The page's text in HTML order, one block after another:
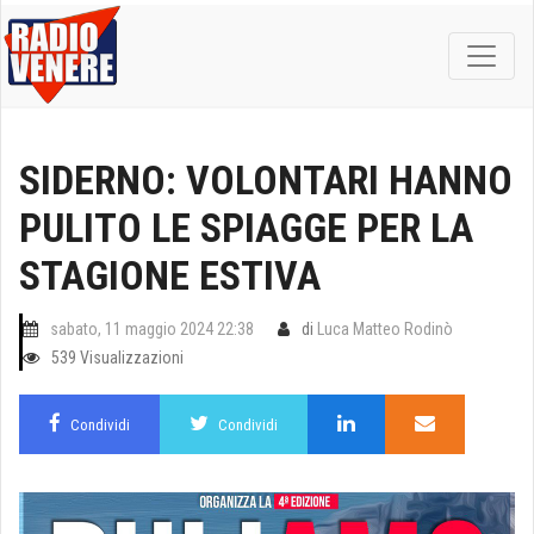
SIDERNO: VOLONTARI HANNO
PULITO LE SPIAGGE PER LA
STAGIONE ESTIVA
sabato, 11 maggio 2024 22:38 di
Luca Matteo Rodinò
539 Visualizzazioni
Condividi Condividi